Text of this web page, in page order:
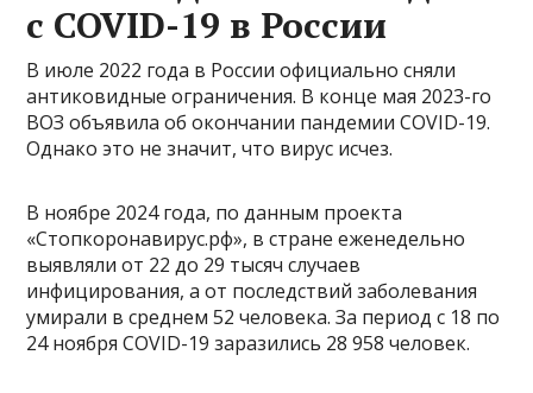
с COVID-19 в России
В июле 2022 года в России официально сняли
антиковидные ограничения. В конце мая 2023-го
ВОЗ объявила об окончании пандемии COVID-19.
Однако это не значит, что вирус исчез.
В ноябре 2024 года, по данным проекта
«Стопкоронавирус.рф», в стране еженедельно
выявляли от 22 до 29 тысяч случаев
инфицирования, а от последствий заболевания
умирали в среднем 52 человека. За период с 18 по
24 ноября COVID-19 заразились 28 958 человек.